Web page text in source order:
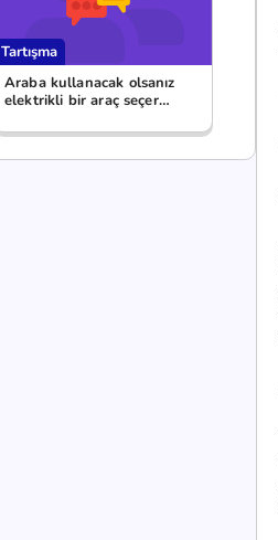
Tartışma
Araba kullanacak olsanız
elektrikli bir araç seçer